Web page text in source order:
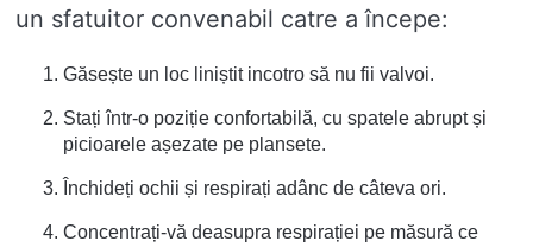
un sfatuitor convenabil catre a începe:
Găsește un loc liniștit incotro să nu fii valvoi.
Stați într-o poziție confortabilă, cu spatele abrupt și
picioarele așezate pe plansete.
Închideți ochii și respirați adânc de câteva ori.
Concentrați-vă deasupra respirației pe măsură ce